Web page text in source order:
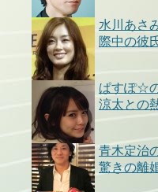
水川あさ
際中の彼
ぱすぽ☆
涼太との
青木定治
驚きの離